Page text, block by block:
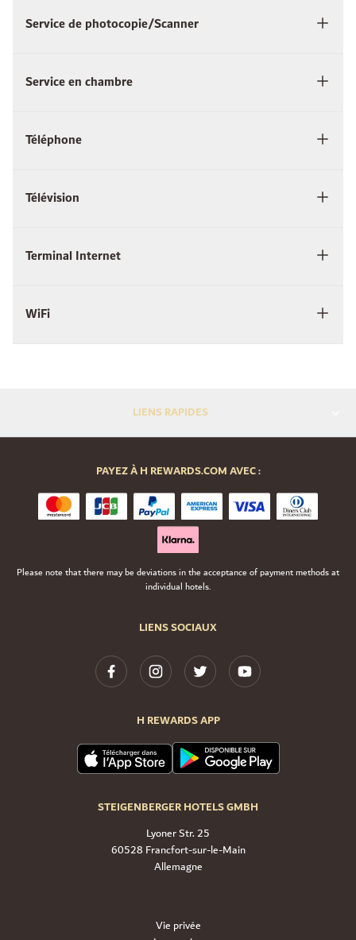
Service de photocopie/Scanner
Service en chambre
Téléphone
Télévision
Terminal Internet
WiFi
LIENS RAPIDES
LIENS SOCIAUX
H REWARDS APP
STEIGENBERGER HOTELS GMBH
Lyoner Str. 25
60528 Francfort-sur-le-Main
Allemagne
PAYEZ À H REWARDS.COM AVEC :
Please note that there may be deviations in the acceptance of payment methods at
individual hotels.
Vie privée